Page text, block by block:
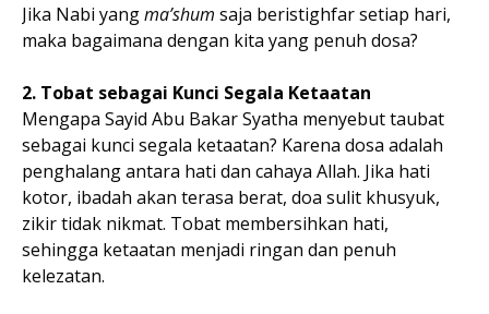
Jika Nabi yangma’shum saja beristighfar setiap hari,
maka bagaimana dengan kita yang penuh dosa?
2. Tobat sebagai Kunci Segala Ketaatan
Mengapa Sayid Abu Bakar Syatha menyebut taubat
sebagai kunci segala ketaatan? Karena dosa adalah
penghalang antara hati dan cahaya Allah. Jika hati
kotor, ibadah akan terasa berat, doa sulit khusyuk,
zikir tidak nikmat. Tobat membersihkan hati,
sehingga ketaatan menjadi ringan dan penuh
kelezatan.